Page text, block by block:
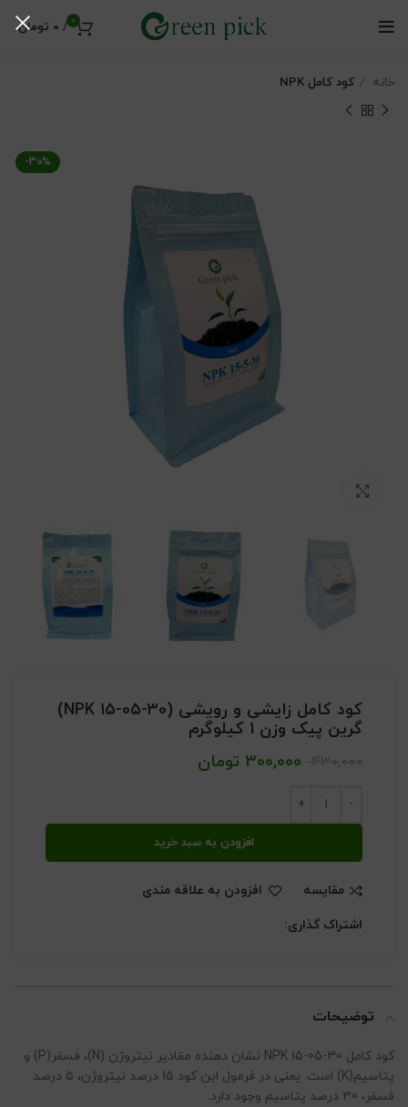
0
/
0 تومان
خانه کود کامل NPK
-30%
کود کامل زایشی و رویشی (NPK 15-05-30)
گرین پیک وزن 1 کیلوگرم
300,000 تومان
افزودن به سبد خرید
مقایسه
افزودن به علاقه مندی
اشتراک گذاری:
توضیحات
کود کامل NPK 15-05-30 نشان دهنده مقادیر نیتروژن (N)، فسفر(P) و
پتاسیم(K) است. یعنی در فرمول این کود 15 درصد نیتروژن، 5 درصد
فسفر، 30 درصد پتاسیم وجود دارد.